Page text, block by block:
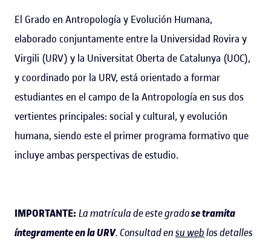
El Grado en Antropología y Evolución Humana,
elaborado conjuntamente entre la Universidad Rovira y
Virgili (URV) y la Universitat Oberta de Catalunya (UOC),
y coordinado por la URV, está orientado a formar
estudiantes en el campo de la Antropología en sus dos
vertientes principales: social y cultural, y evolución
humana, siendo este el primer programa formativo que
incluye ambas perspectivas de estudio.
IMPORTANTE: La matrícula de este gradose tramita
íntegramente en la URV. Consultad ensu weblos detalles